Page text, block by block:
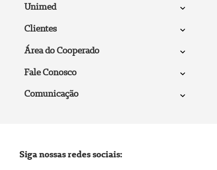
Unimed
Clientes
Área do Cooperado
Fale Conosco
Comunicação
Siga nossas redes sociais: